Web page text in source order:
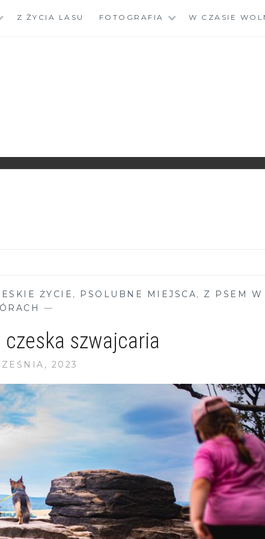
Z ŻYCIA LASU FOTOGRAFIA W CZASIE
ŻYCIE , PSOLUBNE MIEJSCA, Z PSEM W
—
szwajcaria
2023